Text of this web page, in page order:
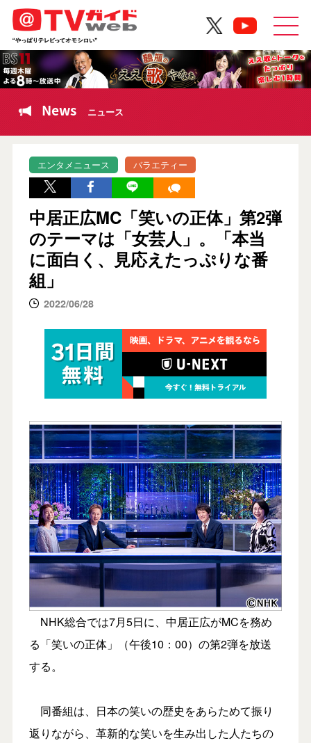
News ニュース
エンタメニュース バラエティー
中居正広MC「笑いの正体」第2弾
のテーマは「女芸人」。「本当
に面白く、見応えたっぷりな番
組」
2022/06/28
NHK総合では7月5日に、中居正広がMCを務め
る「笑いの正体」（午後10：00）の第2弾を放送
する。
同番組は、日本の笑いの歴史をあらためて振り
返りながら、革新的な笑いを生み出した人たちの